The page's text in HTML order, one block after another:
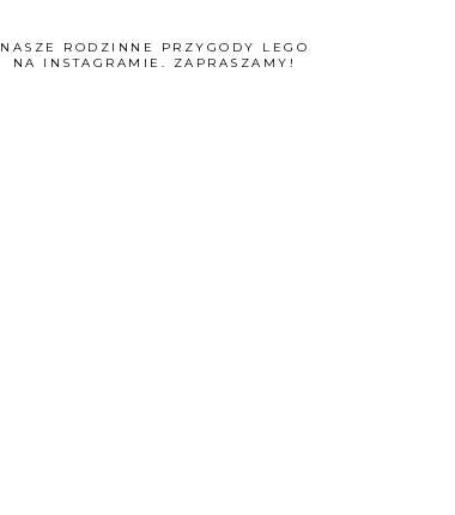
NASZE RODZINNE PRZYGODY LEGO
NA INSTAGRAMIE. ZAPRASZAMY!